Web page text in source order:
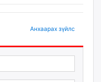
Анхаарах зүйлс